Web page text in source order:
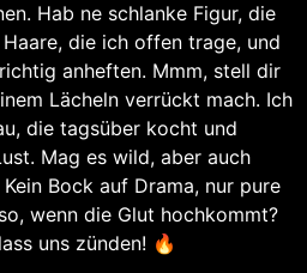
Hab ne schlanke Figur, die
die ich offen trage, und
anheften. Mmm, stell dir
Lächeln verrückt mach. Ich
die tagsüber kocht und
Mag es wild, aber auch
Bock auf Drama, nur pure
wenn die Glut hochkommt?
uns zünden! 🔥